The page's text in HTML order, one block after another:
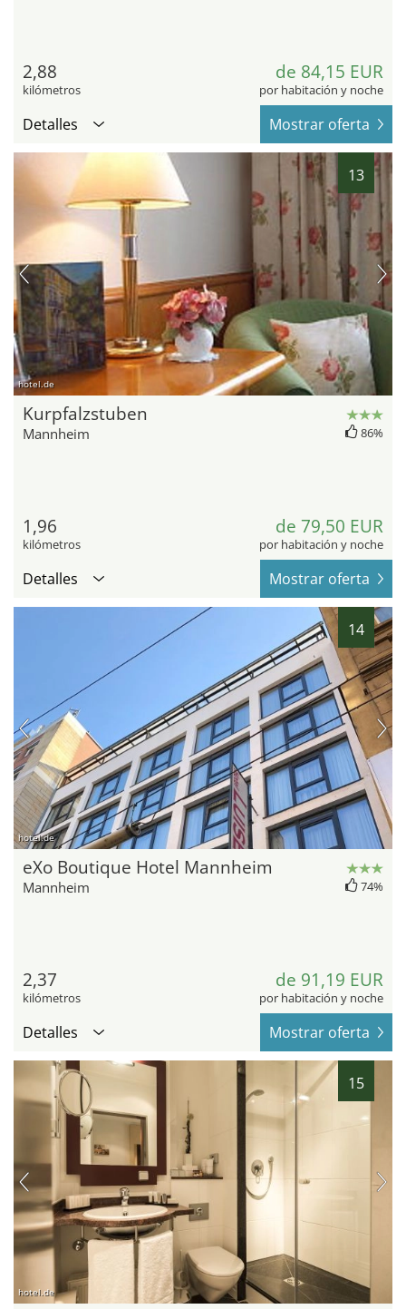
2,88
kilómetros
de 84,15 EUR
por habitación y noche
Detalles Mostrar oferta
13
hotel.de
Kurpfalzstuben
Mannheim 86%
1,96
kilómetros
de 79,50 EUR
por habitación y noche
Detalles Mostrar oferta
14
hotel.de
eXo Boutique Hotel Mannheim
Mannheim 74%
2,37
kilómetros
de 91,19 EUR
por habitación y noche
Detalles Mostrar oferta
15
hotel.de